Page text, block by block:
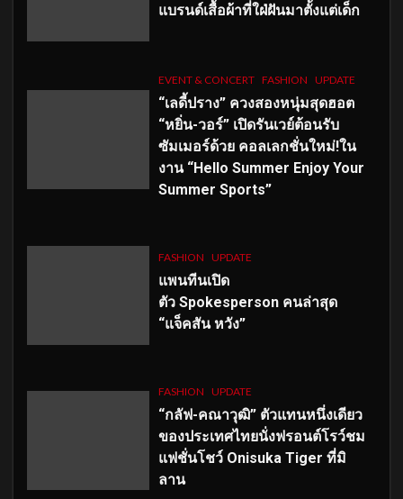
แบรนด์เสื้อผ้าที่ใฝ่ฝันมาตั้งแต่เด็ก
EVENT & CONCERT FASHION UPDATE
“เลดี้ปราง” ควงสองหนุ่มสุดฮอต
“หยิ่น-วอร์” เปิดรันเวย์ต้อนรับ
ซัมเมอร์ด้วย คอลเลกชั่นใหม่!ใน
งาน “Hello Summer Enjoy Your
Summer Sports”
FASHION UPDATE
แพนทีนเปิด
ตัว Spokesperson คนล่าสุด
“แจ็คสัน หวัง”
FASHION UPDATE
“กลัฟ-คณาวุฒิ” ตัวแทนหนึ่งเดียว
ของประเทศไทยนั่งฟรอนต์โรว์ชม
แฟชั่นโชว์ Onisuka Tiger ที่มิ
ลาน